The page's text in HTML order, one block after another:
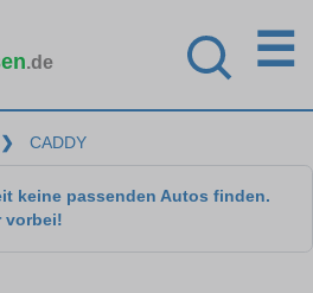
.de ☰
❯ CADDY
keine passenden Autos finden.
vorbei!